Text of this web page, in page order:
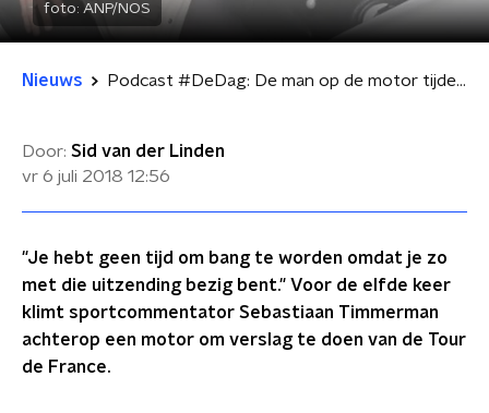
foto: ANP/NOS
Nieuws Podcast #DeDag: De man op de motor tijdens de Tour de France
Door: Sid van der Linden
vr 6 juli 2018 12:56
"Je hebt geen tijd om bang te worden omdat je zo
met die uitzending bezig bent." Voor de elfde keer
klimt sportcommentator Sebastiaan Timmerman
achterop een motor om verslag te doen van de Tour
de France.